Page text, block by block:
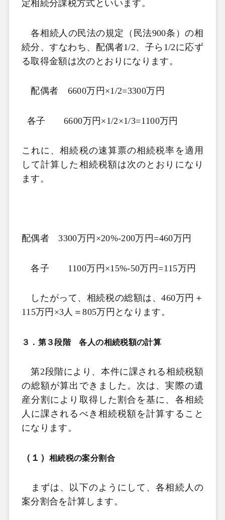
定相続分課税方式といいます。
各相続人の民法の規定（民法900条）の相
続分、すなわち、配偶者1/2、子ら 1/2に応ず
る取得金額は次のとおりになります。
配偶者 6600万円×1/2=3300万円
各子6600万円×1/2×1/3=1100万円
これに、相続税の速算票の相続税率を適用
して計算した相続税額は次のとおりになり
ます。
配偶者3300万円×20%-200万円 =460万円
各子 1100万円×15%-50万円=115万円
したがって、相続税の総額は、460万円＋
115万円×3人＝805万円となります。
３．第３段階 各人の相続税額の計算
第2段階により、本件に課される相続税額
の総額が算出できました。次は、実際の遺
産分割により取得した割合を基に、各相続
人に課されるべき相続税額を計算すること
になります。
（１） 相続税の案分割合
まずは、以下のようにして、各相続人の
案分割合を計算します。